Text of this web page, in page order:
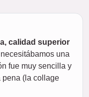
calidad superior
una
fue muy sencilla y
pena (la collage